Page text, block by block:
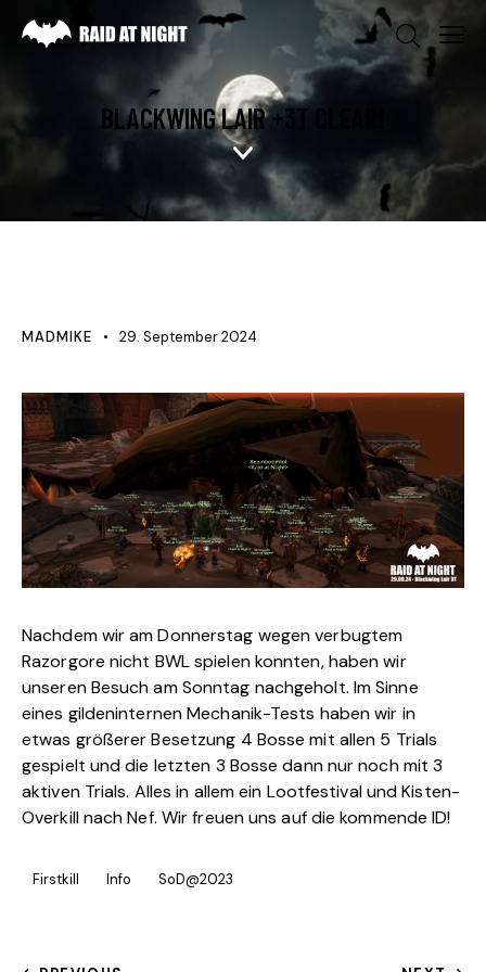
BLACKWING LAIR +3T CLEAR!
MADMIKE 29. September 2024
Nachdem wir am Donnerstag wegen verbugtem
Razorgore nicht BWL spielen konnten, haben wir
unseren Besuch am Sonntag nachgeholt. Im Sinne
eines gildeninternen Mechanik-Tests haben wir in
etwas größerer Besetzung 4 Bosse mit allen 5 Trials
gespielt und die letzten 3 Bosse dann nur noch mit 3
aktiven Trials. Alles in allem ein Lootfestival und Kisten-
Overkill nach Nef. Wir freuen uns auf die kommende ID!
Firstkill Info SoD@2023